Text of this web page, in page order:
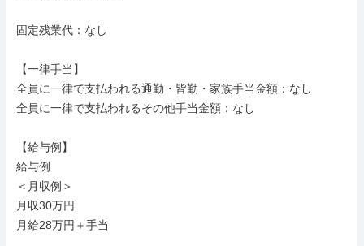
固定残業代：なし
【一律手当】
全員に一律で支払われる通勤・皆勤・家族手当金額：なし
全員に一律で支払われるその他手当金額：なし
【給与例】
給与例
＜月収例＞
月収30万円
月給28万円＋手当